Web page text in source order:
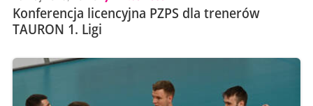
Konferencja licencyjna PZPS dla trenerów
TAURON 1. Ligi